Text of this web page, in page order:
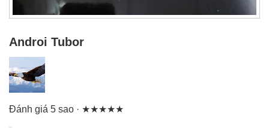
Androi Tubor
Đánh giá 5 sao · ★★★★★